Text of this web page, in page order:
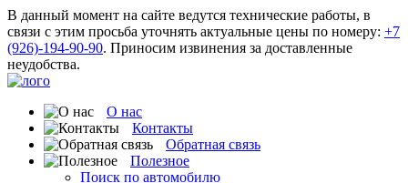
В данный момент на сайте ведутся технические работы, в
связи с этим просьба уточнять актуальные цены по номеру: +7
(926)-194-90-90. Приносим извинения за доставленные
неудобства.
О нас
Контакты
Обратная связь
Полезное
Поиск по автомобилю